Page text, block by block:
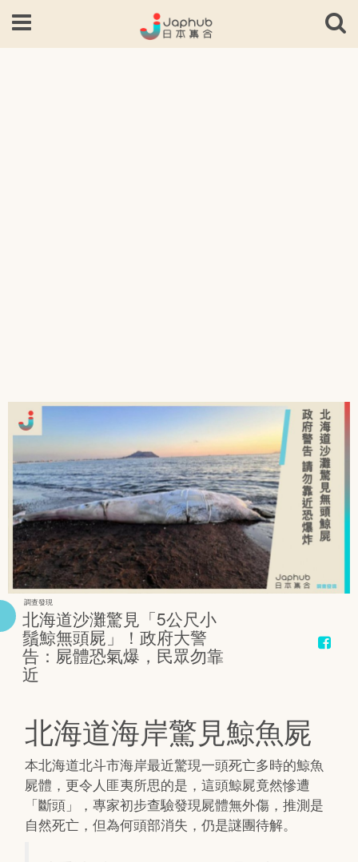
調查發現
北海道沙灘驚見「5公尺小
鬚鯨無頭屍」！政府大警
告：屍體恐氣爆，民眾勿靠
近
北海道海岸驚見鯨魚屍
本北海道北斗市海岸最近驚現一頭死亡多時的鯨魚
屍體，更令人匪夷所思的是，這頭鯨屍竟然慘遭
「斷頭」，專家初步查驗發現屍體無外傷，推測是
自然死亡，但為何頭部消失，仍是謎團待解。